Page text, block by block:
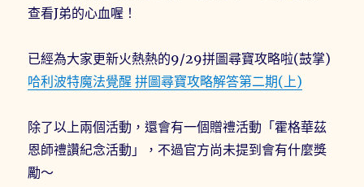
查看J弟的心血喔！
已經為大家更新火熱熱的9/29拼圖尋寶攻略啦(鼓掌)
哈利波特魔法覺醒 拼圖尋寶攻略解答第二期(上)
除了以上兩個活動，還會有一個贈禮活動「霍格華茲
恩師禮讚紀念活動」，不過官方尚未提到會有什麼獎
勵～